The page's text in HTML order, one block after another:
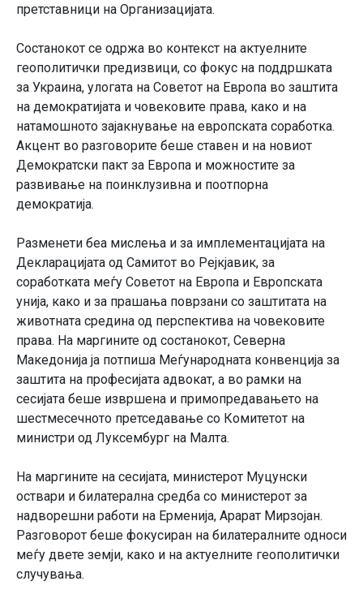
претставници на Организацијата.
Состанокот се одржа во контекст на актуелните
геополитички предизвици, со фокус на поддршката
за Украина, улогата на Советот на Европа во заштита
на демократијата и човековите права, како и на
натамошното зајакнување на европската соработка.
Акцент во разговорите беше ставен и на новиот
Демократски пакт за Европа и можностите за
развивање на поинклузивна и поотпорна
демократија.
Разменети беа мислења и за имплементацијата на
Декларацијата од Самитот во Рејкјавик, за
соработката меѓу Советот на Европа и Европската
унија, како и за прашања поврзани со заштитата на
животната средина од перспектива на човековите
права. На маргините од состанокот, Северна
Македонија ја потпиша Меѓународната конвенција за
заштита на професијата адвокат, а во рамки на
сесијата беше извршена и примопредавањето на
шестмесечното претседавање со Комитетот на
министри од Луксембург на Малта.
На маргините на сесијата, министерот Муцунски
оствари и билатерална средба со министерот за
надворешни работи на Ерменија, Арарат Мирзојан.
Разговорот беше фокусиран на билатералните односи
меѓу двете земји, како и на актуелните геополитички
случувања.